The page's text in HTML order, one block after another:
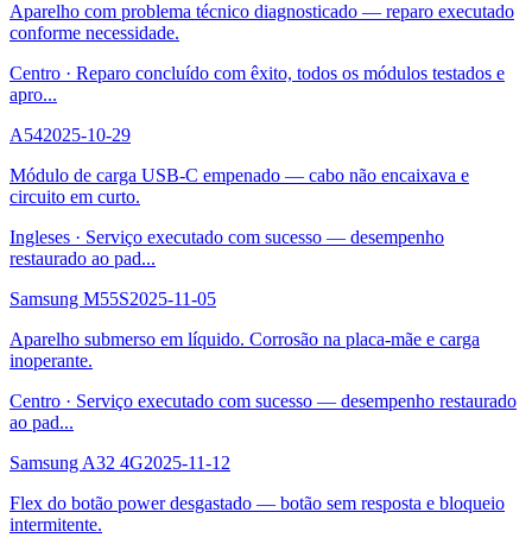
Aparelho com problema técnico diagnosticado — reparo executado
conforme necessidade.
Centro · Reparo concluído com êxito, todos os módulos testados e
apro...
A542025-10-29
Módulo de carga USB-C empenado — cabo não encaixava e
circuito em curto.
Ingleses · Serviço executado com sucesso — desempenho
restaurado ao pad...
Samsung M55S2025-11-05
Aparelho submerso em líquido. Corrosão na placa-mãe e carga
inoperante.
Centro · Serviço executado com sucesso — desempenho restaurado
ao pad...
Samsung A32 4G2025-11-12
Flex do botão power desgastado — botão sem resposta e bloqueio
intermitente.